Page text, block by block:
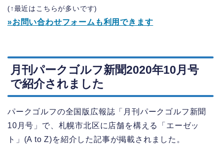
(↑最近はこちらが多いです)
»お問い合わせフォームも利用できます
月刊パークゴルフ新聞2020年10月号
で紹介されました
パークゴルフの全国版広報誌「月刊パークゴルフ新聞
10月号」で、札幌市北区に店舗を構える「エーゼッ
ト」(A to Z)を紹介した記事が掲載されました。